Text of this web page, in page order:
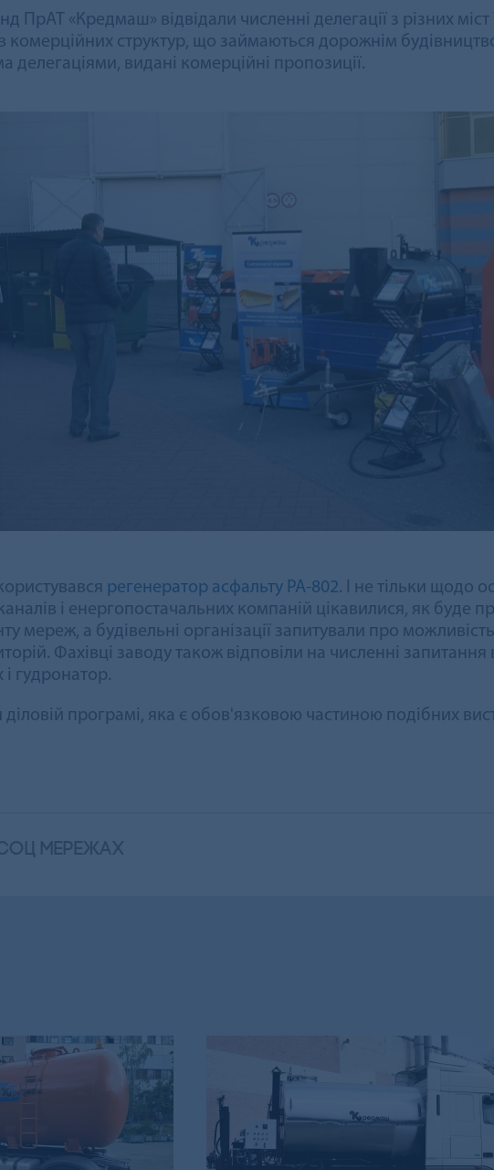
ПрАТ «Кредмаш» відвідали численні делегації з різних
комерційних структур, що займаються дорожнім
делегаціями, видані комерційні пропозиції.
регенератор асфальту РА-802. І не тільки щодо
і енергопостачальних компаній цікавилися, як
мереж, а будівельні організації запитували про
Фахівці заводу також відповіли на численні
і гудронатор.
програмі, яка є обов'язковою частиною подібних
мережах